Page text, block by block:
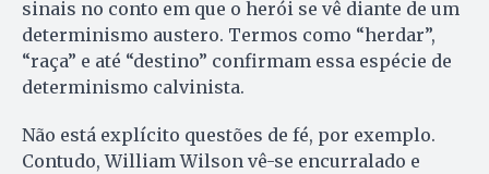
sinais no conto em que o herói se vê diante de um
determinismo austero. Termos como “herdar”,
“raça” e até “destino” confirmam essa espécie de
determinismo calvinista.
Não está explícito questões de fé, por exemplo.
Contudo, William Wilson vê-se encurralado e